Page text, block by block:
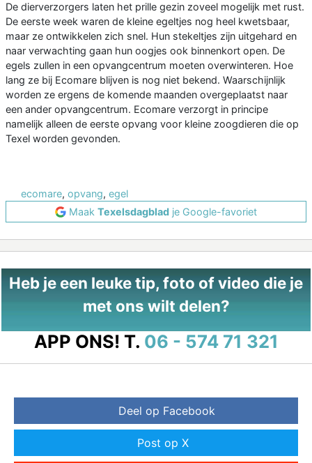
De dierverzorgers laten het prille gezin zoveel mogelijk met rust.
De eerste week waren de kleine egeltjes nog heel kwetsbaar,
maar ze ontwikkelen zich snel. Hun stekeltjes zijn uitgehard en
naar verwachting gaan hun oogjes ook binnenkort open. De
egels zullen in een opvangcentrum moeten overwinteren. Hoe
lang ze bij Ecomare blijven is nog niet bekend. Waarschijnlijk
worden ze ergens de komende maanden overgeplaatst naar
een ander opvangcentrum. Ecomare verzorgt in principe
namelijk alleen de eerste opvang voor kleine zoogdieren die op
Texel worden gevonden.
ecomare, opvang, egel
Maak Texelsdagblad je Google-favoriet
Heb je een leuke tip, foto of video die je
met ons wilt delen?
APP ONS! T. 06 - 574 71 321
Deel op Facebook
Post op X